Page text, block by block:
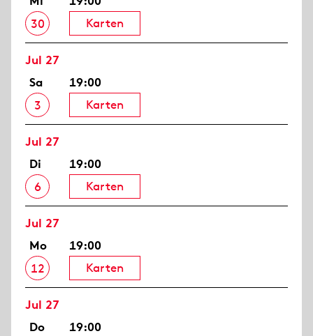
30
Karten
Jul 27
Sa
3
19:00
Karten
Jul 27
Di
6
19:00
Karten
Jul 27
Mo
12
19:00
Karten
Jul 27
Do
19:00